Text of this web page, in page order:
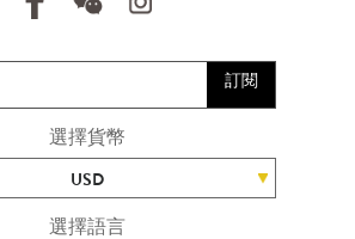
品味遊(Luxe Travel) 呈獻
訂閱
選擇貨幣
USD
選擇語言